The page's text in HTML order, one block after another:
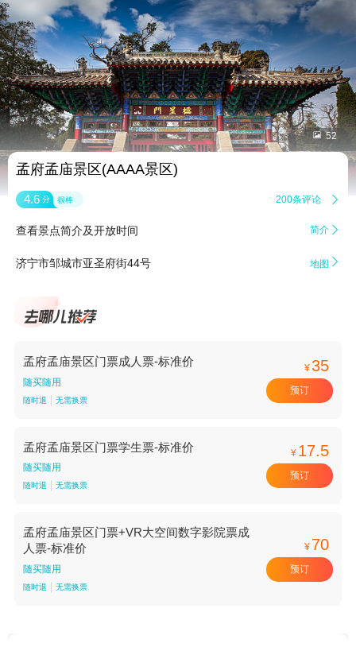
 52
孟府孟庙景区(AAAA景区)
4.6 分 很棒 200条评论 
查看景点简介及开放时间 简介 
济宁市邹城市亚圣府街44号 地图 
孟府孟庙景区门票成人票-标准价
随买随用
随时退 无需换票
¥35
预订
孟府孟庙景区门票学生票-标准价
随买随用
随时退 无需换票
¥ 17.5
预订
孟府孟庙景区门票+VR大空间数字影院票成
人票-标准价
随买随用
随时退 无需换票
¥ 70
预订
